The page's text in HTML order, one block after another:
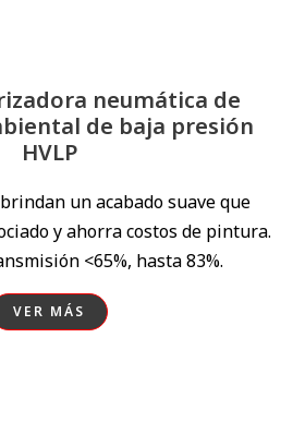
neumática de
de baja presión
HVLP
un acabado suave que
y ahorra costos de pintura.
<65%, hasta 83%.
VER MÁS